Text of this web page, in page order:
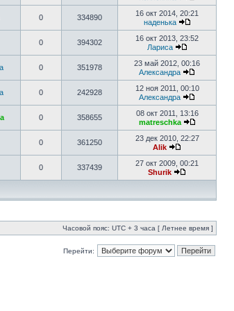
0 334890
16 окт 2014, 20:21
наденька
0 394302
16 окт 2013, 23:52
Лариса
0 351978
23 май 2012, 00:16
Александра
0 242928
12 ноя 2011, 00:10
Александра
0 358655
08 окт 2011, 13:16
matreschka
0 361250
23 дек 2010, 22:27
Alik
0 337439
27 окт 2009, 00:21
Shurik
Часовой пояс: UTC + 3 часа [ Летнее время ]
Перейти: